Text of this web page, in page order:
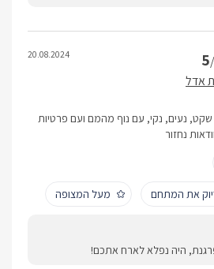
5
אדל
20.08.2024
נעים, נקי, עם נוף מהמם ועם פרטיות
נחזור
את המתחם מעל המצופה
היה נפלא לארח אתכם!